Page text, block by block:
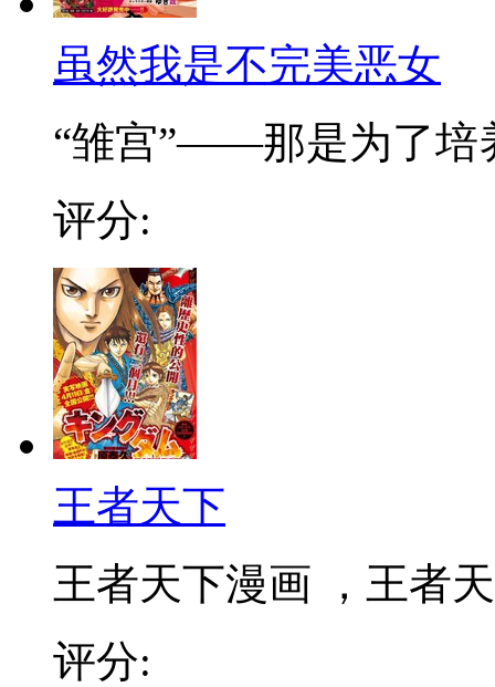
虽然我是不完美恶女
“雏宫”——那是为了培
评分:
王者天下
王者天下漫画 ，王者
评分: